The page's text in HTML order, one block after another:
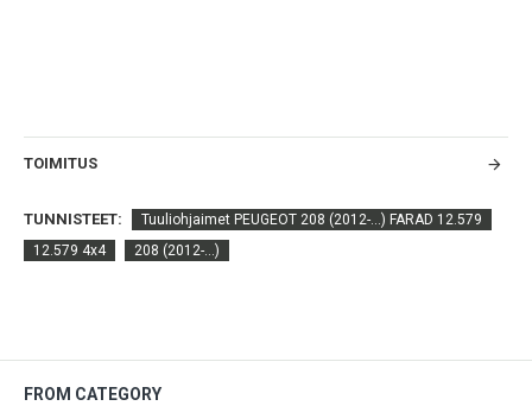
TOIMITUS
TUNNISTEET:
Tuuliohjaimet PEUGEOT 208 (2012-...) FARAD 12.579
12.579 4x4
208 (2012-...)
FROM CATEGORY